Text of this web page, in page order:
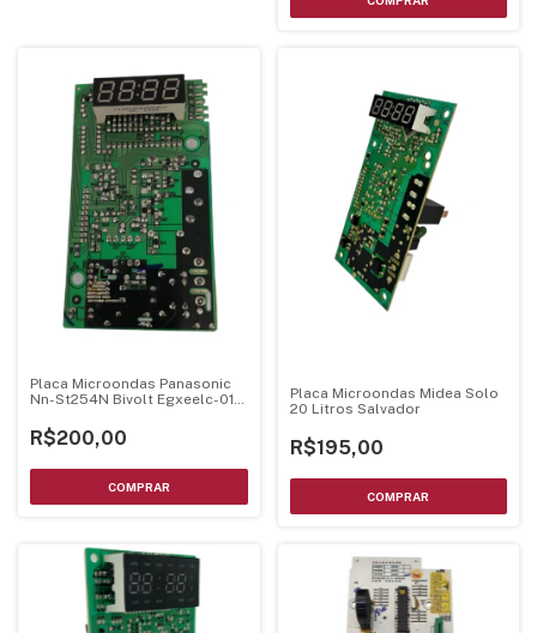
Placa Microondas Panasonic
Nn-St254N Bivolt Egxeelc-01-
R$200,00
Placa Microondas Midea Solo
20 Litros Salvador
R$195,00